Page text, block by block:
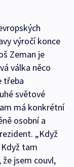
výročí konce
Zeman je
válka něco
třeba
světové
má konkrétní
osobní a
„Když
tam
jsem couvl,